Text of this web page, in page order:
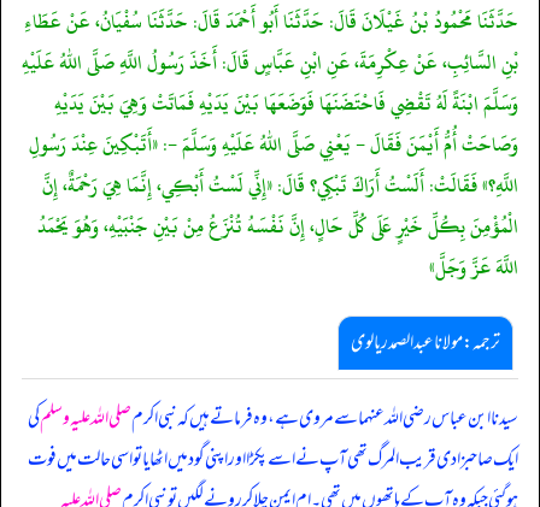
حَدَّثَنَا مَحْمُودُ بْنُ غَيْلَانَ قَالَ: حَدَّثَنَا أَبُو أَحْمَدَ قَالَ: حَدَّثَنَا سُفْيَانُ، عَنْ عَطَاءِ
بْنِ السَّائِبِ، عَنْ عِكْرِمَةَ، عَنِ ابْنِ عَبَّاسٍ قَالَ: أَخَذَ رَسُولُ اللَّهِ صَلَّى اللهُ عَلَيْهِ
وَسَلَّمَ ابْنَةً لَهُ تَقْضِي فَاحْتَضَنَهَا فَوَضَعَهَا بَيْنَ يَدَيْهِ فَمَاتَتْ وَهِيَ بَيْنَ يَدَيْهِ
وَصَاحَتْ أُمُّ أَيْمَنَ فَقَالَ - يَعْنِي صَلَّى اللهُ عَلَيْهِ وَسَلَّمَ -: «أَتَبْكِينَ عِنْدَ رَسُولِ
اللَّهِ؟» فَقَالَتْ: أَلَسْتُ أَرَاكَ تَبْكِي؟ قَالَ: «إِنِّي لَسْتُ أَبْكِي، إِنَّمَا هِيَ رَحْمَةٌ، إِنَّ
الْمُؤْمِنَ بِكُلِّ خَيْرٍ عَلَى كُلِّ حَالٍ، إِنَّ نَفْسَهُ تُنْزَعُ مِنْ بَيْنِ جَنْبَيْهِ، وَهُوَ يَحْمَدُ
اللَّهَ عَزَّ وَجَلَّ»
ترجمہ:مولانا عبدالصمد ریالوی
سیدنا ابن عباس رضی اللہ عنہما سے مروی ہے، وہ فرماتے ہیں کہ نبی اکرمصلی اللہ علیہ وسلمکی
ایک صاحبزادی قریب المرگ تھی آپ نے اسے پکڑا اور اپنی گود میں اٹھایا تو اسی حالت میں فوت